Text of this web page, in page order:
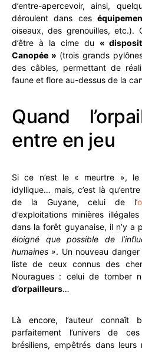
d’entre-apercevoir, ainsi,
déroulent dans ces
oiseaux, des grenouilles,
d’être à la cime du «
Canopée » (trois grands
des câbles, permettant de
faune et flore au-dessus de la
Quand
entre en jeu
Si ce n’est le « meurtre », le
idyllique… mais, c’est là
de la Guyane, celui de l’
d’exploitations minières
dans la forêt guyanaise, il n’y a
éloigné que possible de
humaines ». Un nouveau
liste de ceux connus des
Nouragues : celui de tomber
d’orpailleurs…
Là encore, l’auteur connaît
parfaitement l’univers de
brésiliens, empêtrés dans leurs